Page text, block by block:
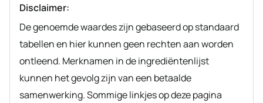
Disclaimer:
De genoemde waardes zijn gebaseerd op standaard
tabellen en hier kunnen geen rechten aan worden
ontleend. Merknamen in de ingrediëntenlijst
kunnen het gevolg zijn van een betaalde
samenwerking. Sommige linkjes op deze pagina